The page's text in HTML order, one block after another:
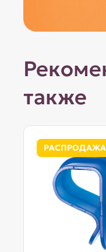
также
РАСПРОДАЖА